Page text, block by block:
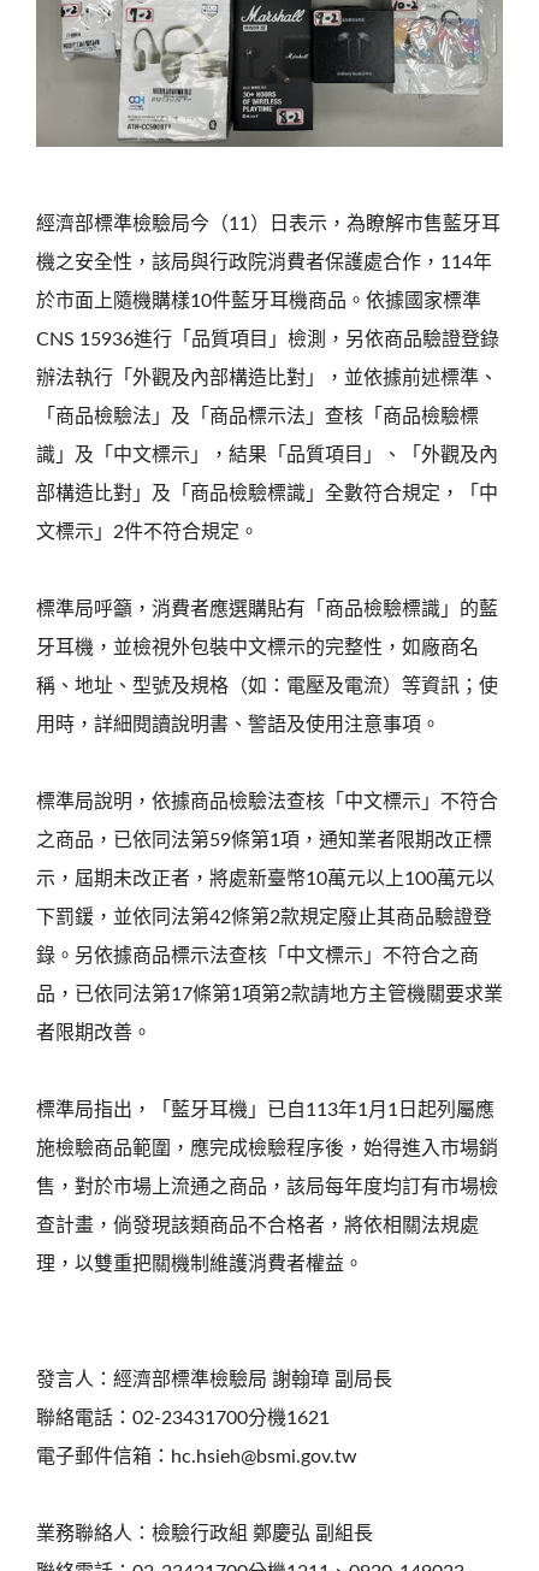
經濟部標準檢驗局今（11）日表示，為瞭解市售藍牙耳
機之安全性，該局與行政院消費者保護處合作，114年
於市面上隨機購樣10件藍牙耳機商品。依據國家標準
CNS 15936進行「品質項目」檢測，另依商品驗證登錄
辦法執行「外觀及內部構造比對」，並依據前述標準、
「商品檢驗法」及「商品標示法」查核「商品檢驗標
識」及「中文標示」，結果「品質項目」、「外觀及內
部構造比對」及「商品檢驗標識」全數符合規定，「中
文標示」2件不符合規定。
標準局呼籲，消費者應選購貼有「商品檢驗標識」的藍
牙耳機，並檢視外包裝中文標示的完整性，如廠商名
稱、地址、型號及規格（如：電壓及電流）等資訊；使
用時，詳細閱讀說明書、警語及使用注意事項。
標準局說明，依據商品檢驗法查核「中文標示」不符合
之商品，已依同法第59條第1項，通知業者限期改正標
示，屆期未改正者，將處新臺幣10萬元以上100萬元以
下罰鍰，並依同法第42條第2款規定廢止其商品驗證登
錄。另依據商品標示法查核「中文標示」不符合之商
品，已依同法第17條第1項第2款請地方主管機關要求業
者限期改善。
標準局指出，「藍牙耳機」已自113年1月1日起列屬應
施檢驗商品範圍，應完成檢驗程序後，始得進入市場銷
售，對於市場上流通之商品，該局每年度均訂有市場檢
查計畫，倘發現該類商品不合格者，將依相關法規處
理，以雙重把關機制維護消費者權益。
發言人：經濟部標準檢驗局 謝翰璋 副局長
聯絡電話：02-23431700分機1621
電子郵件信箱：hc.hsieh@bsmi.gov.tw
業務聯絡人：檢驗行政組 鄭慶弘 副組長